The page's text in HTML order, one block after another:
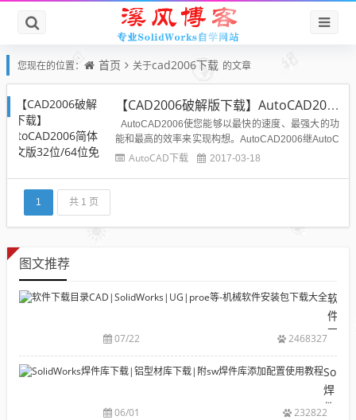
您现在的位置： 首页 关于cad2006下载 的文章
【CAD2006破解版下载】AutoCAD2006简体中文版32位/64位免费下载亲测可用
AutoCAD2006使您能够以最快的速度、最强大的功
能和最高的效率来实现构想。AutoCAD2006继AutoC
AD2004 中文件大小显著缩小和 AutoCAD2005中推
AutoCAD下载 2017-03-18
1 共 1 页
图文推荐
软
件
下
目
录
07/22 2468327
焊
件
06/01 232822